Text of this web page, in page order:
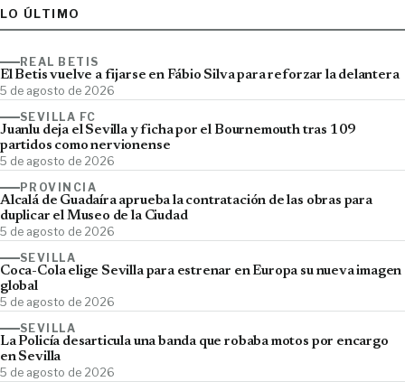
LO ÚLTIMO
REAL BETIS
El Betis vuelve a fijarse en Fábio Silva para reforzar la delantera
5 de agosto de 2026
SEVILLA FC
Juanlu deja el Sevilla y ficha por el Bournemouth tras 109
partidos como nervionense
5 de agosto de 2026
PROVINCIA
Alcalá de Guadaíra aprueba la contratación de las obras para
duplicar el Museo de la Ciudad
5 de agosto de 2026
SEVILLA
Coca-Cola elige Sevilla para estrenar en Europa su nueva imagen
global
5 de agosto de 2026
SEVILLA
La Policía desarticula una banda que robaba motos por encargo
en Sevilla
5 de agosto de 2026